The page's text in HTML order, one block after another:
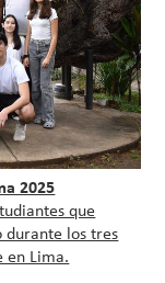
2025
que
durante los tres
en Lima.